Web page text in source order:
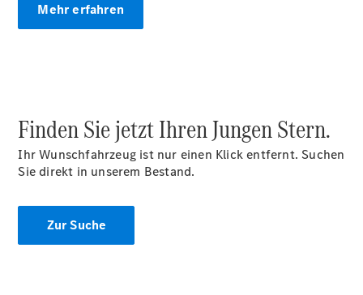
ServiceCard
Limousinen
Der
elektrische
Technologie
Mehr erfahren
Finden Sie jetzt Ihren Jungen Stern.
Ihr Wunschfahrzeug ist nur einen Klick entfernt. Suchen
Sie direkt in unserem Bestand.
Zur Suche